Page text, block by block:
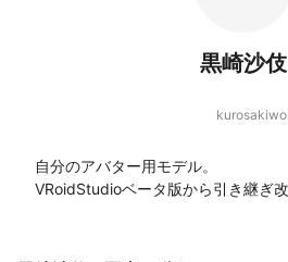
黒崎沙伎
自分のアバター用モデル。
VRoidStudioベータ版から引き継ぎ改